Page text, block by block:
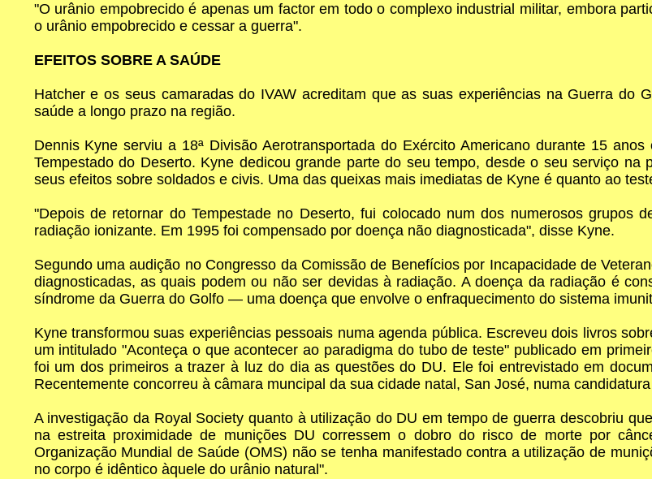
"O urânio empobrecido é apenas um factor em todo o complexo industrial militar, embora
o urânio empobrecido e cessar a guerra".
EFEITOS SOBRE A SAÚDE
Hatcher e os seus camaradas do IVAW acreditam que as suas experiências na Guerra do
saúde a longo prazo na região.
Dennis Kyne serviu a 18ª Divisão Aerotransportada do Exército Americano durante 15
Tempestado do Deserto. Kyne dedicou grande parte do seu tempo, desde o seu serviço
seus efeitos sobre soldados e civis. Uma das queixas mais imediatas de Kyne é quanto ao
"Depois de retornar do Tempestade no Deserto, fui colocado num dos numerosos
radiação ionizante. Em 1995 foi compensado por doença não diagnosticada", disse Kyne.
Segundo uma audição no Congresso da Comissão de Benefícios por Incapacidade de
diagnosticadas, as quais podem ou não ser devidas à radiação. A doença da radiação é
síndrome da Guerra do Golfo — uma doença que envolve o enfraquecimento do sistema
Kyne transformou suas experiências pessoais numa agenda pública. Escreveu dois livros
um intitulado "Aconteça o que acontecer ao paradigma do tubo de teste" publicado em
foi um dos primeiros a trazer à luz do dia as questões do DU. Ele foi entrevistado em
Recentemente concorreu à câmara muncipal da sua cidade natal, San José, numa
A investigação da Royal Society quanto à utilização do DU em tempo de guerra descobriu
na estreita proximidade de munições DU corressem o dobro do risco de morte por
Organização Mundial de Saúde (OMS) não se tenha manifestado contra a utilização de
no corpo é idêntico àquele do urânio natural".